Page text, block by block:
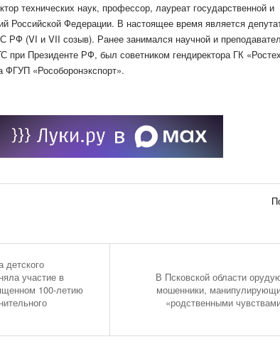
технических наук, профессор, лауреат государственной и
Российской Федерации. В настоящее время является
РФ (VI и VII созыв). Ранее занимался научной и
при Президенте РФ, был советником гендиректора ГК
ФГУП «Рособоронэкспорт».
детского
участие в
100-летию
В Псковской области
мошенники,
«родственными